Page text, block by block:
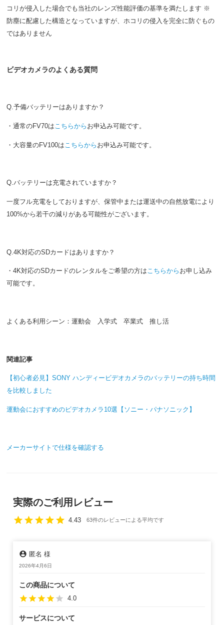
コリが侵入した場合でも当社のレンズ性能評価の基準を満たします ※
防塵に配慮した構造となっていますが、ホコリの侵入を完全に防ぐもの
ではありません
ビデオカメラのよくある質問
Q.予備バッテリーはありますか？
・通常のFV70は こちらから お申込み可能です。
・大容量のFV100は こちらから お申込み可能です。
Q.バッテリーは充電されていますか？
一度フル充電をしておりますが、保管中または運送中の自然放電により
100%から若干の減りがある可能性がございます。
Q.4K対応のSDカードはありますか？
・4K対応のSDカードのレンタルをご希望の方はこちらから お申し込み
可能です。
よくある利用シーン：運動会 入学式 卒業式 推し活
関連記事
【初心者必見】SONY ハンディービデオカメラのバッテリーの持ち時間
を比較しました
運動会におすすめのビデオカメラ10選【ソニー・パナソニック】
メーカーサイトで仕様を確認する
実際のご利用レビュー
starstarstarstarstar 4.43 63件のレビューによる平均です
account_circle 匿名 様
2026年4月6日
この商品について
star star star star star 4.0
サービスについて